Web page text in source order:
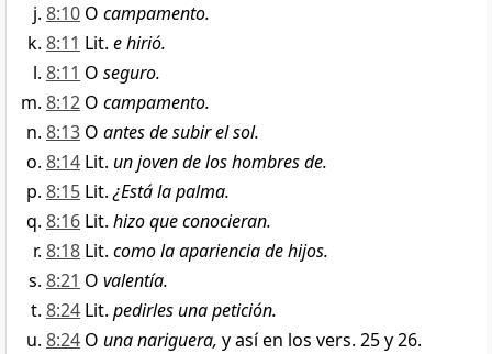
8:10 O campamento.
8:11 Lit. e hirió.
8:11 O seguro.
8:12 O campamento.
8:13 O antes de subir el sol.
8:14 Lit. un joven de los hombres de.
8:15 Lit.¿Está la palma.
8:16 Lit. hizo que conocieran.
8:18 Lit. como la apariencia de hijos.
8:21 O valentía.
8:24 Lit. pedirles una petición.
8:24 O una nariguera, y así en los vers. 25 y 26.